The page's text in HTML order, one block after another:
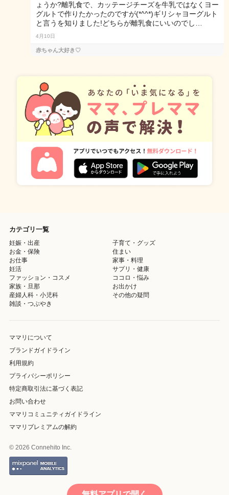
ょうか?離乳食で、カッテージチーズを牛乳ではなくヨー
グルトで作りたかったのですが(*^^*)ギリシャヨーグルト
と言うを知りました!どちらが離乳食にいいのでし…
4月10日
赤ちゃん大好き♡
カテゴリ一覧
妊娠・出産
子育て・グッズ
お金・保険
住まい
お仕事
家事・料理
妊活
サプリ・健康
ファッション・コスメ
ココロ・悩み
家族・旦那
お出かけ
産婦人科・小児科
その他の疑問
雑談・つぶやき
ママリについて
ブランドガイドライン
利用規約
プライバシーポリシー
特定商取引法に基づく表記
お問い合わせ
ママリコミュニティガイドライン
ママリプレミアムの解約
© 2026 Connehito Inc.